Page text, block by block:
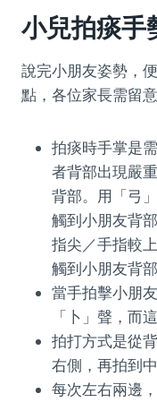
小兒拍痰手
說完小朋友姿勢，
點，各位家長需留意
拍痰時手掌是
者背部出現嚴
背部。用「弓
觸到小朋友背
指尖／手指較
觸到小朋友背部
當手拍擊小朋
「卜」聲，而
拍打方式是從
右側，再拍到中
每次左右兩邊